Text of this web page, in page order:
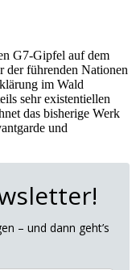
G7-Gipfel auf dem
der führenden Nationen
im Wald
sehr existentiellen
das bisherige Werk
und
– und dann geht’s